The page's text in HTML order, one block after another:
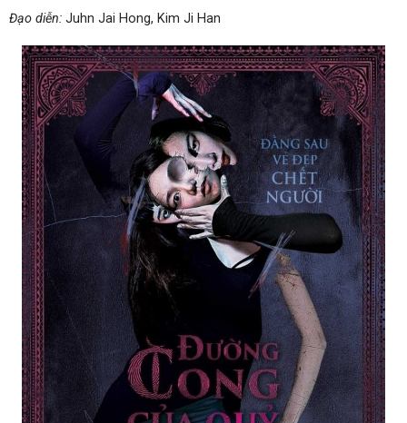
Đạo diễn: Juhn Jai Hong, Kim Ji Han